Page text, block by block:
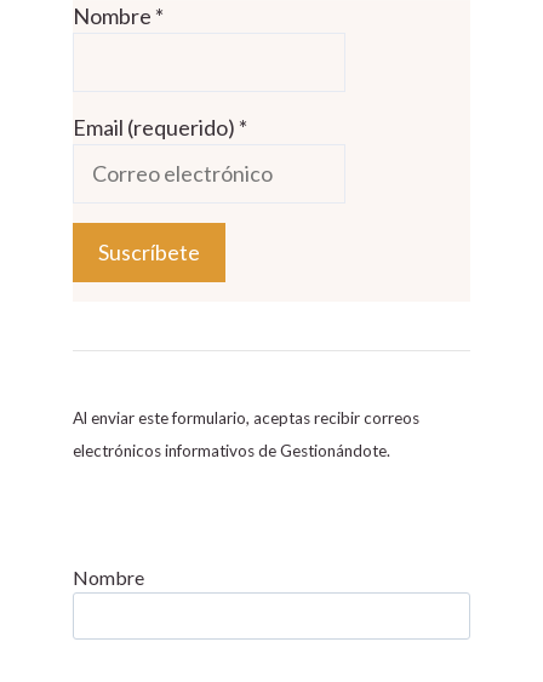
Nombre *
Email (requerido) *
o
s
t
C
n
Al enviar este formulario, aceptas recibir correos
electrónicos informativos de Gestionándote.
Nombre